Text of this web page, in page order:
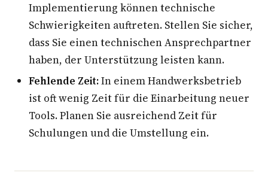
Implementierung können technische
Schwierigkeiten auftreten. Stellen Sie sicher,
dass Sie einen technischen Ansprechpartner
haben, der Unterstützung leisten kann.
Fehlende Zeit:In einem Handwerksbetrieb
ist oft wenig Zeit für die Einarbeitung neuer
Tools. Planen Sie ausreichend Zeit für
Schulungen und die Umstellung ein.